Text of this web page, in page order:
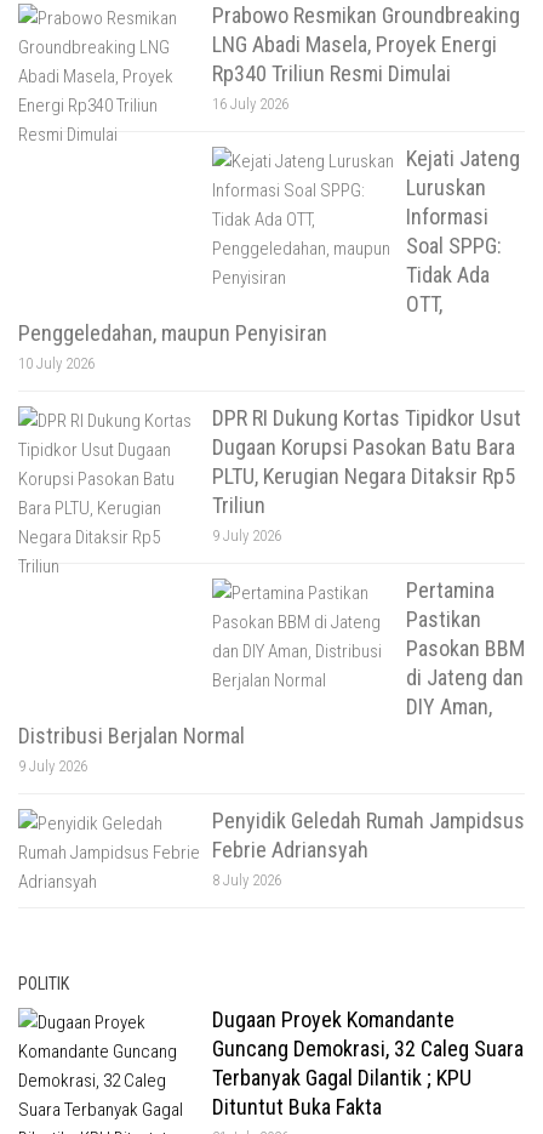
Prabowo Resmikan Groundbreaking
LNG Abadi Masela, Proyek Energi
Rp340 Triliun Resmi Dimulai
16 July 2026
Kejati Jateng
Luruskan
Informasi
Soal SPPG:
Tidak Ada
OTT,
Penggeledahan, maupun Penyisiran
10 July 2026
DPR RI Dukung Kortas Tipidkor Usut
Dugaan Korupsi Pasokan Batu Bara
PLTU, Kerugian Negara Ditaksir Rp5
Triliun
9 July 2026
Pertamina
Pastikan
Pasokan BBM
di Jateng dan
DIY Aman,
Distribusi Berjalan Normal
9 July 2026
Penyidik Geledah Rumah Jampidsus
Febrie Adriansyah
8 July 2026
POLITIK
Dugaan Proyek Komandante
Guncang Demokrasi, 32 Caleg Suara
Terbanyak Gagal Dilantik ; KPU
Dituntut Buka Fakta